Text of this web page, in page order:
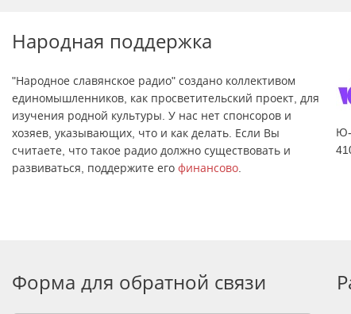
Народная поддержка
"Народное славянское радио" создано коллективом
единомышленников, как просветительский проект, для
изучения родной культуры. У нас нет спонсоров и
хозяев, указывающих, что и как делать. Если Вы
считаете, что такое радио должно существовать и
развиваться, поддержите его финансово
Ю-
Форма для обратной связи